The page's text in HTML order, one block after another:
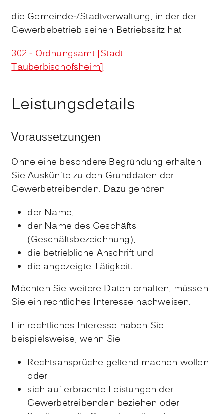
die Gemeinde-/Stadtverwaltung, in der der
Gewerbebetrieb seinen Betriebssitz hat
302 - Ordnungsamt [Stadt
Tauberbischofsheim]
Leistungsdetails
Voraussetzungen
Ohne eine besondere Begründung erhalten
Sie Auskünfte zu den Grunddaten der
Gewerbetreibenden. Dazu gehören
der Name,
der Name des Geschäfts
(Geschäftsbezeichnung),
die betriebliche Anschrift und
die angezeigte Tätigkeit.
Möchten Sie weitere Daten erhalten, müssen
Sie ein rechtliches Interesse nachweisen.
Ein rechtliches Interesse haben Sie
beispielsweise, wenn Sie
Rechtsansprüche geltend machen wollen
oder
sich auf erbrachte Leistungen der
Gewerbetreibenden beziehen oder